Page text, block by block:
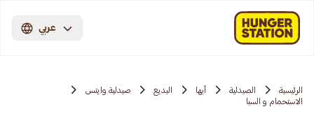
عربي
الرئيسية الصيدلية أبها البديع
صيدلية وايتس
الاستحمام و السبا